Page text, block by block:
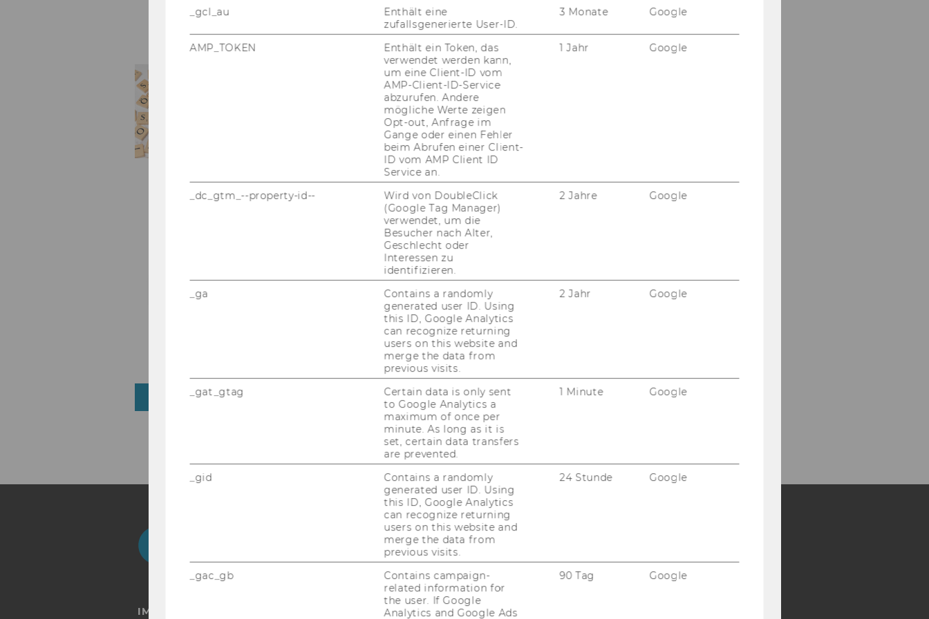
ne Schus­ter wurde im WM Fach­zeit­schrift
ver­öf­fent­licht.
05. Dezember 2025
Der 5. Dezember ist der
Internationale Tag der Freiwilligen!
Wir be­fra­gen Frei­wil­li­ge und Frei­wil­li­gen­
ko­or­di­na­tor:innen im Zuge der Ent­wick­lung
einer di­gi­ta­len Platt­form für frei­wil­li­ges En­
ga­ge­ment des So­zi­al­mi­nis­te­ri­ums.
03. Dezember 2025
WU begleitet den Nationalen
Aktionsplan Behinderung 2022–2030
Der "Na­tio­na­len Ak­ti­ons­plan Be­hin­de­rung
2022–2030" ist die bun­des­wei­te Stra­te­gie
zur Um­set­zung der UN-​
Behindertenrechtskonvention.
ZUM NEWS AR­CHIV
NewsletterBluesky
IMPRESSUM
EQUIS AACSB AMBA
_gcl_au
Enthält eine
zufallsgenerierte User-ID.
3 Monate Google
AMP_TOKEN
Enthält ein Token, das
verwendet werden kann,
um eine Client-ID vom
AMP-Client-ID-Service
abzurufen. Andere
mögliche Werte zeigen
Opt-out, Anfrage im
Gange oder einen Fehler
beim Abrufen einer Client-
ID vom AMP Client ID
Service an.
1 Jahr Google
_dc_gtm_--property-id--
Wird von DoubleClick
(Google Tag Manager)
verwendet, um die
Besucher nach Alter,
Geschlecht oder
Interessen zu
identifizieren.
2 Jahre Google
_ga
Contains a randomly
generated user ID. Using
this ID, Google Analytics
can recognize returning
users on this website and
merge the data from
previous visits.
2 Jahr Google
_gat_gtag
Certain data is only sent
to Google Analytics a
maximum of once per
minute. As long as it is
set, certain data transfers
are prevented.
1 Minute Google
_gid
Contains a randomly
generated user ID. Using
this ID, Google Analytics
can recognize returning
users on this website and
merge the data from
previous visits.
24 Stunde Google
_gac_gb
Contains campaign-
related information for
the user. If Google
Analytics and Google Ads
90 Tag Google